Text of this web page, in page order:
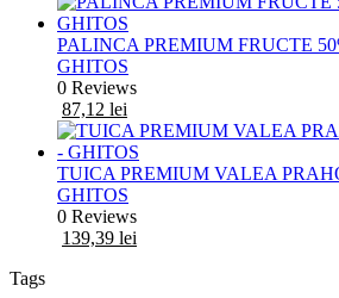
PALINCA PREMIUM FRUCTE
GHITOS
0 Reviews
87,12 lei
TUICA PREMIUM VALEA
GHITOS
0 Reviews
139,39 lei
Tags